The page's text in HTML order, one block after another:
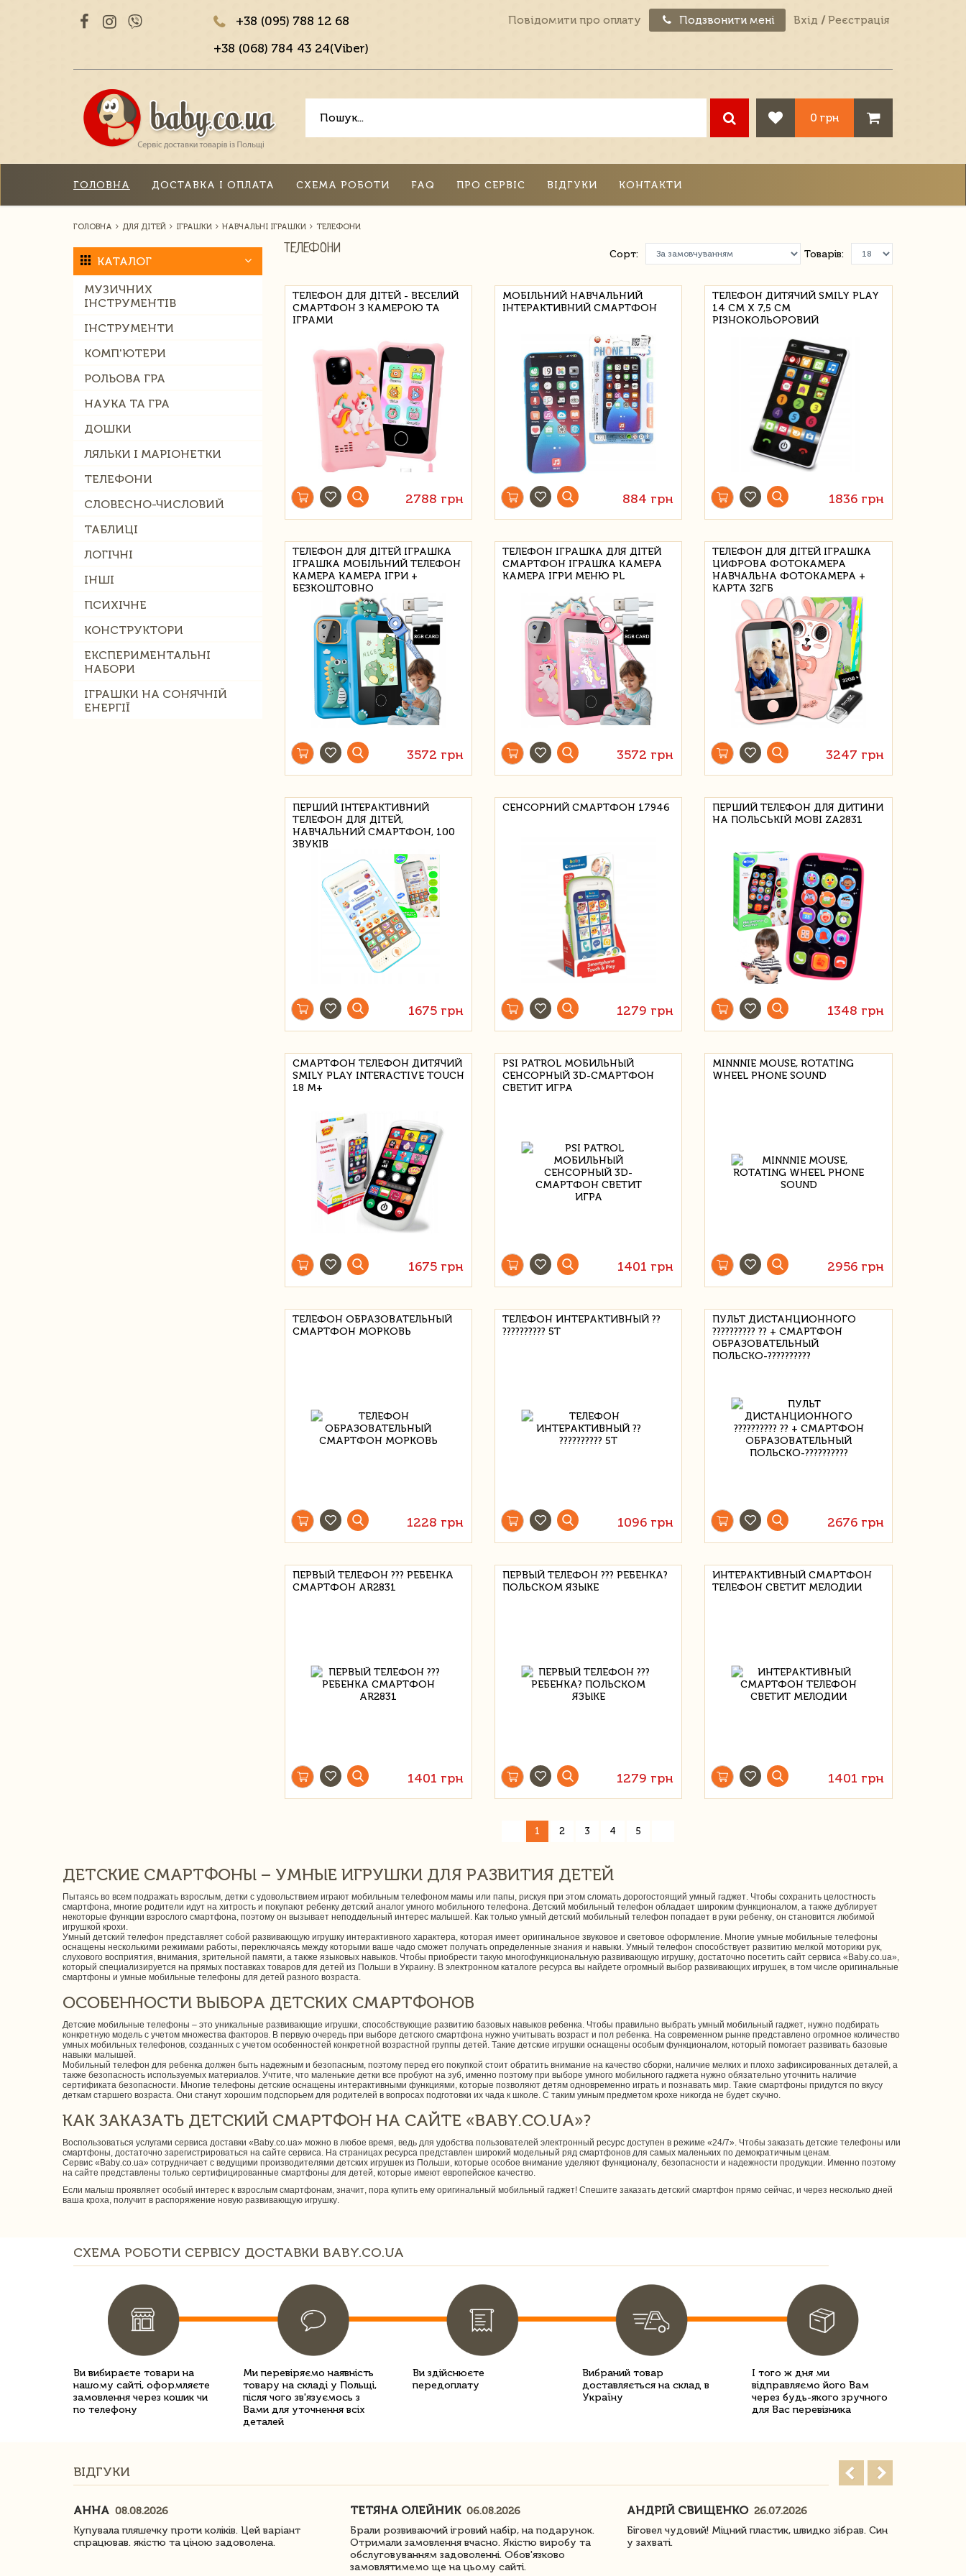
+38 (095) 788 12 68
+38 (068) 784 43 24(Viber)
Повідомити про оплату Подзвонити мені Вхід / Реєстрація
0 грн
ГОЛОВНА ДОСТАВКА І ОПЛАТА СХЕМА РОБОТИ FAQ ПРО СЕРВІС ВІДГУКИ КОНТАКТИ
ГОЛОВНА ДЛЯ ДІТЕЙ ІГРАШКИ НАВЧАЛЬНІ ІГРАШКИ ТЕЛЕФОНИ
КАТАЛОГ
МУЗИЧНИХ
ІНСТРУМЕНТІВ
ІНСТРУМЕНТИ
КОМП'ЮТЕРИ
РОЛЬОВА ГРА
НАУКА ТА ГРА
ДОШКИ
ЛЯЛЬКИ І МАРІОНЕТКИ
ТЕЛЕФОНИ
СЛОВЕСНО-ЧИСЛОВИЙ
ТАБЛИЦІ
ЛОГІЧНІ
ІНШІ
ПСИХІЧНЕ
КОНСТРУКТОРИ
ЕКСПЕРИМЕНТАЛЬНІ
НАБОРИ
ІГРАШКИ НА СОНЯЧНІЙ
ЕНЕРГІЇ
ТЕЛЕФОНИ Товарів:
Сорт:
ТЕЛЕФОН ДЛЯ ДІТЕЙ - ВЕСЕЛИЙ
СМАРТФОН З КАМЕРОЮ ТА
ІГРАМИ
2788 грн
МОБІЛЬНИЙ НАВЧАЛЬНИЙ
ІНТЕРАКТИВНИЙ СМАРТФОН
884 грн
ТЕЛЕФОН ДИТЯЧИЙ SMILY PLAY
14 СМ Х 7,5 СМ
РІЗНОКОЛЬОРОВИЙ
1836 грн
ТЕЛЕФОН ДЛЯ ДІТЕЙ ІГРАШКА
ІГРАШКА МОБІЛЬНИЙ ТЕЛЕФОН
КАМЕРА КАМЕРА ІГРИ +
БЕЗКОШТОВНО
3572 грн
ТЕЛЕФОН ІГРАШКА ДЛЯ ДІТЕЙ
СМАРТФОН ІГРАШКА КАМЕРА
КАМЕРА ІГРИ МЕНЮ PL
3572 грн
ТЕЛЕФОН ДЛЯ ДІТЕЙ ІГРАШКА
ЦИФРОВА ФОТОКАМЕРА
НАВЧАЛЬНА ФОТОКАМЕРА +
КАРТА 32ГБ
3247 грн
ПЕРШИЙ ІНТЕРАКТИВНИЙ
ТЕЛЕФОН ДЛЯ ДІТЕЙ,
НАВЧАЛЬНИЙ СМАРТФОН, 100
ЗВУКІВ
1675 грн
СЕНСОРНИЙ СМАРТФОН 17946
1279 грн
ПЕРШИЙ ТЕЛЕФОН ДЛЯ ДИТИНИ
НА ПОЛЬСЬКІЙ МОВІ ZA2831
1348 грн
СМАРТФОН ТЕЛЕФОН ДИТЯЧИЙ
SMILY PLAY INTERACTIVE TOUCH
18 М+
1675 грн
PSI PATROL МОБИЛЬНЫЙ
СЕНСОРНЫЙ 3D-СМАРТФОН
СВЕТИТ ИГРА
1401 грн
MINNNIE MOUSE, ROTATING
WHEEL PHONE SOUND
2956 грн
ТЕЛЕФОН ОБРАЗОВАТЕЛЬНЫЙ
СМАРТФОН МОРКОВЬ
1228 грн
ТЕЛЕФОН ИНТЕРАКТИВНЫЙ ??
?????????? 5Т
1096 грн
ПУЛЬТ ДИСТАНЦИОННОГО
?????????? ?? + СМАРТФОН
ОБРАЗОВАТЕЛЬНЫЙ
ПОЛЬСКО-??????????
2676 грн
ПЕРВЫЙ ТЕЛЕФОН ??? РЕБЕНКА
СМАРТФОН AR2831
1401 грн
ПЕРВЫЙ ТЕЛЕФОН ??? РЕБЕНКА?
ПОЛЬСКОМ ЯЗЫКЕ
1279 грн
ИНТЕРАКТИВНЫЙ СМАРТФОН
ТЕЛЕФОН СВЕТИТ МЕЛОДИИ
1401 грн
1 2 3 4 5
ДЕТСКИЕ СМАРТФОНЫ – УМНЫЕ ИГРУШКИ ДЛЯ РАЗВИТИЯ ДЕТЕЙ
Пытаясь во всем подражать взрослым, детки с удовольствием играют мобильным телефоном мамы или папы, рискуя при этом сломать дорогостоящий умный гаджет. Чтобы сохранить целостность
смартфона, многие родители идут на хитрость и покупают ребенку детский аналог умного мобильного телефона. Детский мобильный телефон обладает широким функционалом, а также дублирует
некоторые функции взрослого смартфона, поэтому он вызывает неподдельный интерес малышей. Как только умный детский мобильный телефон попадает в руки ребенку, он становится любимой
игрушкой крохи.
Умный детский телефон представляет собой развивающую игрушку интерактивного характера, которая имеет оригинальное звуковое и световое оформление. Многие умные мобильные телефоны
оснащены несколькими режимами работы, переключаясь между которыми ваше чадо сможет получать определенные знания и навыки. Умный телефон способствует развитию мелкой моторики рук,
слухового восприятия, внимания, зрительной памяти, а также языковых навыков. Чтобы приобрести такую многофункциональную развивающую игрушку, достаточно посетить сайт сервиса «Baby.co.ua»,
который специализируется на прямых поставках товаров для детей из Польши в Украину. В электронном каталоге ресурса вы найдете огромный выбор развивающих игрушек, в том числе оригинальные
смартфоны и умные мобильные телефоны для детей разного возраста.
ОСОБЕННОСТИ ВЫБОРА ДЕТСКИХ СМАРТФОНОВ
Детские мобильные телефоны – это уникальные развивающие игрушки, способствующие развитию базовых навыков ребенка. Чтобы правильно выбрать умный мобильный гаджет, нужно подбирать
конкретную модель с учетом множества факторов. В первую очередь при выборе детского смартфона нужно учитывать возраст и пол ребенка. На современном рынке представлено огромное количество
умных мобильных телефонов, созданных с учетом особенностей конкретной возрастной группы детей. Такие детские игрушки оснащены особым функционалом, который помогает развивать базовые
навыки малышей.
Мобильный телефон для ребенка должен быть надежным и безопасным, поэтому перед его покупкой стоит обратить внимание на качество сборки, наличие мелких и плохо зафиксированных деталей, а
также безопасность используемых материалов. Учтите, что маленькие детки все пробуют на зуб, именно поэтому при выборе умного мобильного гаджета нужно обязательно уточнить наличие
сертификата безопасности. Многие телефоны детские оснащены интерактивными функциями, которые позволяют детям одновременно играть и познавать мир. Такие смартфоны придутся по вкусу
деткам старшего возраста. Они станут хорошим подспорьем для родителей в вопросах подготовки их чада к школе. С таким умным предметом крохе никогда не будет скучно.
КАК ЗАКАЗАТЬ ДЕТСКИЙ СМАРТФОН НА САЙТЕ «BABY.CO.UA»?
Воспользоваться услугами сервиса доставки «Baby.co.ua» можно в любое время, ведь для удобства пользователей электронный ресурс доступен в режиме «24/7». Чтобы заказать детские телефоны или
смартфоны, достаточно зарегистрироваться на сайте сервиса. На страницах ресурса представлен широкий модельный ряд смартфонов для самых маленьких по демократичным ценам.
Сервис «Baby.co.ua» сотрудничает с ведущими производителями детских игрушек из Польши, которые особое внимание уделяют функционалу, безопасности и надежности продукции. Именно поэтому
на сайте представлены только сертифицированные смартфоны для детей, которые имеют европейское качество.
Если малыш проявляет особый интерес к взрослым смартфонам, значит, пора купить ему оригинальный мобильный гаджет! Спешите заказать детский смартфон прямо сейчас, и через несколько дней
ваша кроха, получит в распоряжение новую развивающую игрушку.
СХЕМА РОБОТИ СЕРВІСУ ДОСТАВКИ BABY.CO.UA
Ви вибираєте товари на
нашому сайті, оформляєте
замовлення через кошик чи
по телефону
Ми перевіряємо наявність
товару на складі у Польщі,
після чого зв'язуємось з
Вами для уточнення всіх
деталей
Ви здійснюєте
передоплату
Вибраний товар
доставляється на склад в
Україну
І того ж дня ми
відправляємо його Вам
через будь-якого зручного
для Вас перевізника
ВІДГУКИ
АННА 08.08.2026
Купувала пляшечку проти коліків. Цей варіант
спрацював. якістю та ціною задоволена.
ТЕТЯНА ОЛЕЙНИК 06.08.2026
Брали розвиваючий ігровий набір, на подарунок.
Отримали замовлення вчасно. Якістю виробу та
обслуговуванням задоволенні. Обов'язково
замовлятимемо ще на цьому сайті.
АНДРІЙ СВИЩЕНКО 26.07.2026
Біговел чудовий! Міцний пластик, швидко зібрав. Син
у захваті.